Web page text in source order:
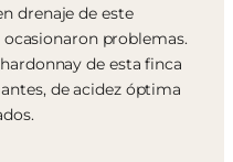
drenaje de este
problemas.
de esta finca
de acidez óptima